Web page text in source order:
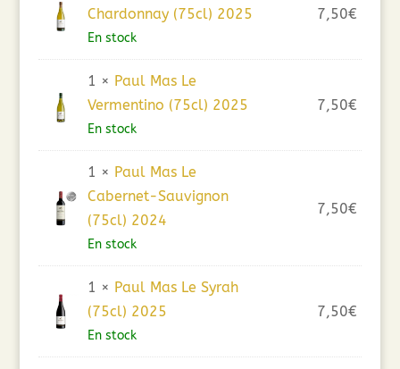
Chardonnay (75cl) 2025
En stock
7,50€
1 × Paul Mas Le
Vermentino (75cl) 2025
En stock
7,50€
1 × Paul Mas Le
Cabernet-Sauvignon
(75cl) 2024
En stock
7,50€
1 × Paul Mas Le Syrah
(75cl) 2025
En stock
7,50€